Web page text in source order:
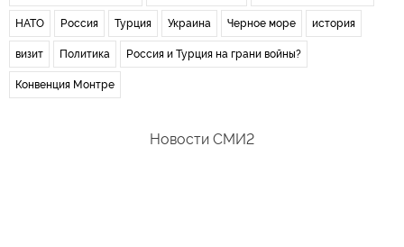
НАТО Россия Турция Украина Черное море история
визит Политика Россия и Турция на грани войны?
Конвенция Монтре
Новости СМИ2